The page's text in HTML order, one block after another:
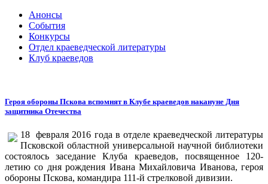
Анонсы
События
Конкурсы
Отдел краеведческой литературы
Клуб краеведов
Героя обороны Пскова вспомнят в Клубе краеведов накануне Дня
защитника Отечества
18 февраля 2016 года в отделе краеведческой литературы
Псковской областной универсальной научной библиотеки
состоялось заседание Клуба краеведов, посвященное 120-
летию со дня рождения Ивана Михайловича Иванова, героя
обороны Пскова, командира 111-й стрелковой дивизии.